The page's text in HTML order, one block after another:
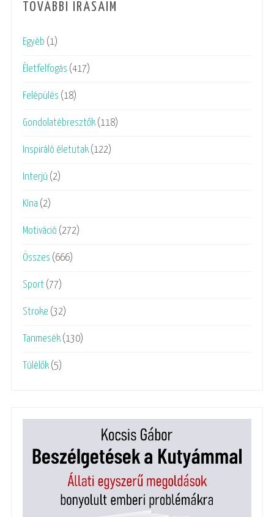
TOVÁBBI ÍRÁSAIM
Egyéb (1)
Életfelfogás (417)
Felépülés (18)
Gondolatébresztők (118)
Inspiráló életutak (122)
Interjú (2)
Kína (2)
Motiváció (272)
Összes (666)
Sport (77)
Stroke (32)
Tanmesék (130)
Túlélők (5)